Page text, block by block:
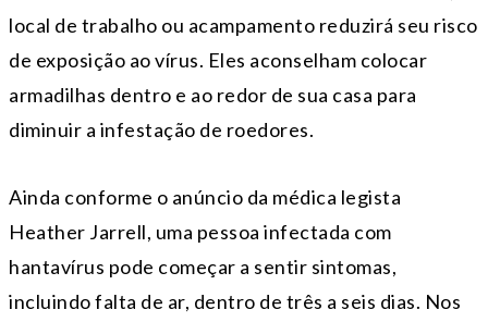
local de trabalho ou acampamento reduzirá seu risco
de exposição ao vírus. Eles aconselham colocar
armadilhas dentro e ao redor de sua casa para
diminuir a infestação de roedores.
Ainda conforme o anúncio da médica legista
Heather Jarrell, uma pessoa infectada com
hantavírus pode começar a sentir sintomas,
incluindo falta de ar, dentro de três a seis dias. Nos